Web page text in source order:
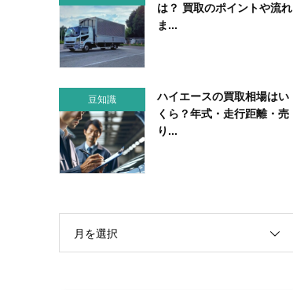
は？ 買取のポイントや流れ
ま...
豆知識
ハイエースの買取相場はい
くら？年式・走行距離・売
り...
月を選択